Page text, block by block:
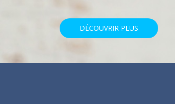
DÉCOUVRIR PLUS